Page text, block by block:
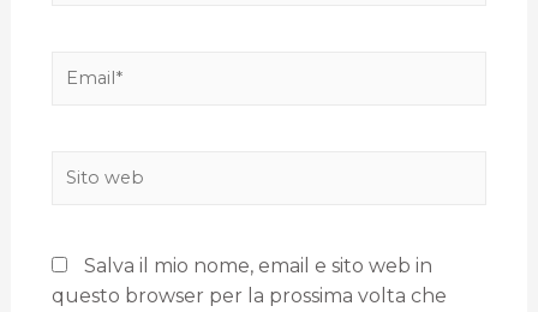
Salva il mio nome, email e sito web in
questo browser per la prossima volta che